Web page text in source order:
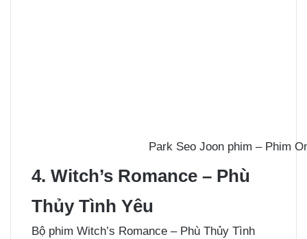
Park Seo Joon phim – Phim
4. Witch’s Romance – Phù
Thủy Tình Yêu
Bộ phim Witch’s Romance – Phù Thủy Tình